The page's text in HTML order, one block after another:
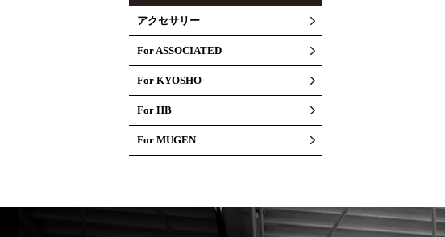
アクセサリー
For ASSOCIATED
For KYOSHO
For HB
For MUGEN